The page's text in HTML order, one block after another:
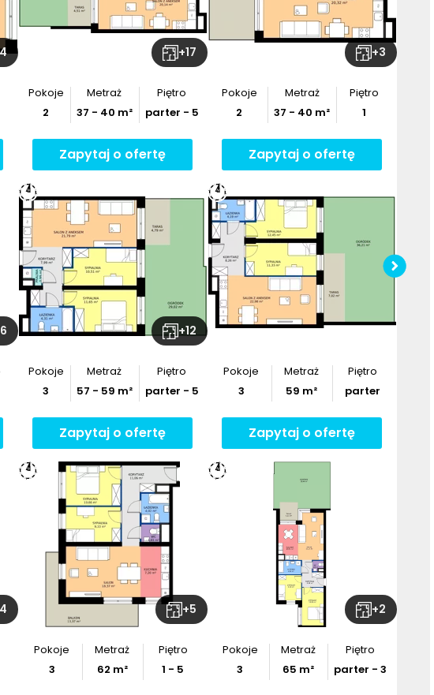
+17
Pokoje
2
Metraż
37 - 40 m²
Piętro
parter - 5
Zapytaj o ofertę
+3
Pokoje
2
Metraż
37 - 40 m²
Piętro
1
Zapytaj o ofertę
+12
Pokoje
3
Metraż
57 - 59 m²
Piętro
parter - 5
Zapytaj o ofertę
Pokoje
3
Metraż
59 m²
Piętro
parter
Zapytaj o ofertę
4 +5
Pokoje
3
Metraż
62 m²
Piętro
1 - 5
+2
Pokoje
3
Metraż
65 m²
Piętro
parter - 3